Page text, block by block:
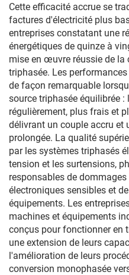
Cette efficacité accrue se
factures d'électricité plus
entreprises constatant une
énergétiques de quinze à
mise en œuvre réussie de la
triphasée. Les
de façon remarquable
source triphasée équilibrée
régulièrement, plus frais et
délivrant un couple accru et
prolongée. La qualité
par les systèmes triphasés
tension et les surtensions,
responsables de
électroniques sensibles et
équipements. Les
machines et équipements
conçus pour fonctionner en
une extension de leurs
l'amélioration de leurs
conversion monophasée